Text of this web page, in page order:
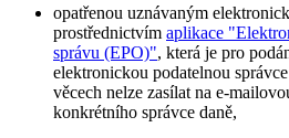
opatřenou uznávaným
prostřednictvím aplikace
správu (EPO)", která je pro
elektronickou podatelnou
věcech nelze zasílat na e-
konkrétního správce daně,